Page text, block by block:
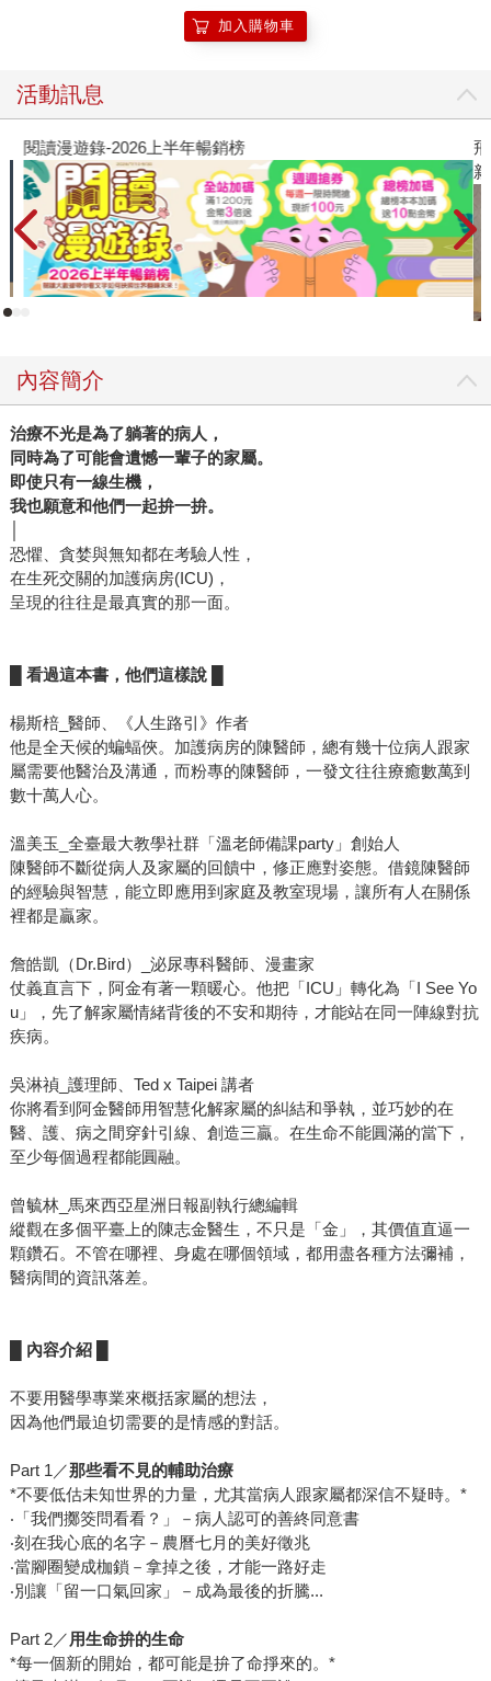
陰影？這是我讀完這章久思不出答案的問題。 書裡談到的案
例，從萊姆病、長新冠，到自閉症、ADHD與「神經多樣
症那一章，歐蘇利文開頭先以兩位有輕度自閉症者為例，他
也不喜歡被說成是某一種障礙……雖然適應社會辛苦，但仍
能勉強戴上面具，甚至在社群媒體上侃侃而談，讓普羅大眾
更加理解「他們的」自閉症。 章節最後也提到了以利亞，有
學習障礙與重度自閉症，即便二十歲了仍然有非常高的照顧
需求。然而，在公共領域、慈善機構或是學術研討會，代表
自閉族群發言的往往是能勉強戴上面具的輕度患者，於是大
眾難以認識像以利亞這樣無法為自己發聲的重症患者，以利
診斷造成的現象之一。 一個診斷（標籤）的影響力遠遠超乎
我們想像，能夠牽動一個人的身分、整個社會的價值觀，影
響著醫療與社會資源，也可能體現在醫病關係裡不對等的權
力。讀完這本書，我大概能夠明白，除了尋求解方，安頓自
我或許會是診斷之所以存在的價值之一。重要的是，就像作
者最後的呼籲，無論醫者、患者，乃至家屬，都該學習傾
聽、理解，以及與不確定共處。
加入購物車
活動訊息
閱讀漫遊錄-2026上半年暢銷榜
新
內容簡介
治療不光是為了躺著的病人，
同時為了可能會遺憾一輩子的家屬。
即使只有一線生機，
我也願意和他們一起拚一拚。
恐懼、貪婪與無知都在考驗人性，
在生死交關的加護病房(ICU)，
呈現的往往是最真實的那一面。
看過這本書，他們這樣說 █
楊斯棓_醫師、《人生路引》作者
他是全天候的蝙蝠俠。加護病房的陳醫師，總有幾十位病人跟家
屬需要他醫治及溝通，而粉專的陳醫師，一發文往往療癒數萬到
數十萬人心。
溫美玉_全臺最大教學社群「溫老師備課party」創始人
陳醫師不斷從病人及家屬的回饋中，修正應對姿態。借鏡陳醫師
的經驗與智慧，能立即應用到家庭及教室現場，讓所有人在關係
裡都是贏家。
詹皓凱（Dr.Bird）_泌尿專科醫師、漫畫家
仗義直言下，阿金有著一顆暖心。他把「ICU」轉化為「I See Yo
u」，先了解家屬情緒背後的不安和期待，才能站在同一陣線對抗
疾病。
吳淋禎_護理師、Ted x Taipei 講者
你將看到阿金醫師用智慧化解家屬的糾結和爭執，並巧妙的在
醫、護、病之間穿針引線、創造三贏。在生命不能圓滿的當下，
至少每個過程都能圓融。
曾毓林_馬來西亞星洲日報副執行總編輯
縱觀在多個平臺上的陳志金醫生，不只是「金」，其價值直逼一
顆鑽石。不管在哪裡、身處在哪個領域，都用盡各種方法彌補，
醫病間的資訊落差。
內容介紹 █
不要用醫學專業來概括家屬的想法，
因為他們最迫切需要的是情感的對話。
Part 1／那些看不見的輔助治療
*不要低估未知世界的力量，尤其當病人跟家屬都深信不疑時。*
‧「我們擲筊問看看？」－病人認可的善終同意書
‧刻在我心底的名字－農曆七月的美好徵兆
‧當腳圈變成枷鎖－拿掉之後，才能一路好走
‧別讓「留一口氣回家」－成為最後的折騰...
Part 2／ 用生命拚的生命
*每一個新的開始，都可能是拚了命掙來的。*